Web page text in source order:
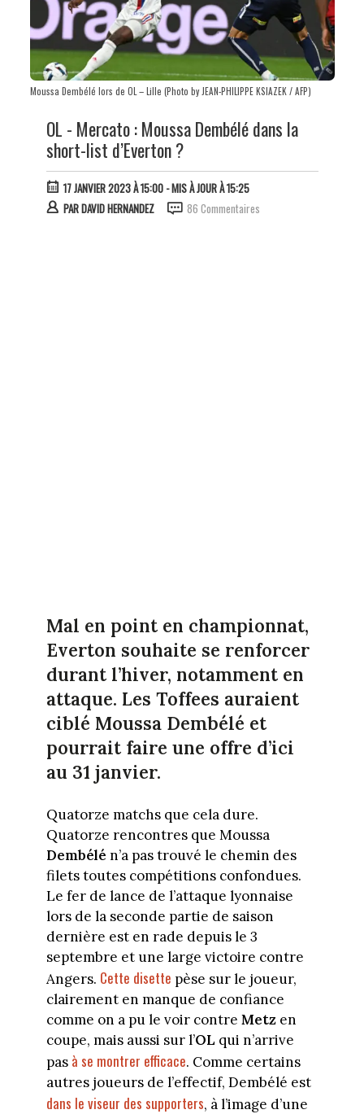
Moussa Dembélé lors de OL – Lille (Photo by JEAN-PHILIPPE KSIAZEK / AFP)
OL - Mercato : Moussa Dembélé dans la
short-list d’Everton ?
17 JANVIER 2023 À 15:00- MIS À JOUR À 15:25
PARDAVID HERNANDEZ 86 Commentaires
Mal en point en championnat,
Everton souhaite se renforcer
durant l’hiver, notamment en
attaque. Les Toffees auraient
ciblé Moussa Dembélé et
pourrait faire une offre d’ici
au 31 janvier.
Quatorze matchs que cela dure.
Quatorze rencontres que Moussa
Dembélé n’a pas trouvé le chemin des
filets toutes compétitions confondues.
Le fer de lance de l’attaque lyonnaise
lors de la seconde partie de saison
dernière est en rade depuis le 3
septembre et une large victoire contre
Angers. Cette disette pèse sur le joueur,
clairement en manque de confiance
comme on a pu le voir contre Metzen
coupe, mais aussi sur l’OL qui n’arrive
pasà se montrer efficace. Comme certains
autres joueurs de l’effectif, Dembélé est
dans le viseur des supporters, à l’image d’une